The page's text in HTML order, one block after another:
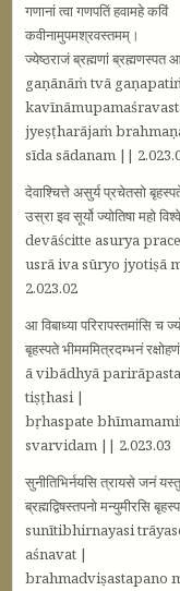
गणानां त्वा गणपतिं हवामहे कविं
कवीनामुपमश्रवस्तमम्।
ज्येष्ठराजं ब्रह्मणां ब्रह्मणस्पत
gaṇānāṁ tvā
jyeṣṭharājaṁ
sīda sādanam ||
देवाश्चित्ते असुर्य प्रचेतसो
उस्रा इव सूर्यो ज्योतिषा महो
devāścitte asurya
usrā iva sūryo jyotiṣā
2.023.02
आ विबाध्या परिरापस्तमांसि च
बृहस्पते भीमममित्रदम्भनं
ā vibādhyā
tiṣṭhasi |
bṛhaspate
svarvidam || 2.023.03
सुनीतिभिर्नयसि त्रायसे जनं
ब्रह्मद्विषस्तपनो मन्युमीरसि
sunītibhirnayasi
aśnavat |
brahmadviṣastapano